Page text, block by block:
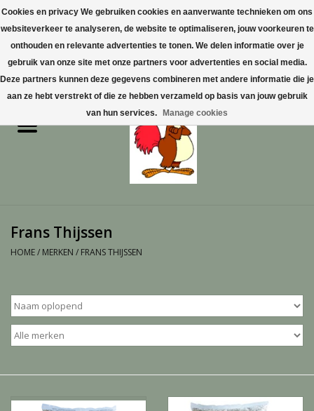
0 Artikelen - €0,00
Home
Vogelproducten aanschaffen
Katten
Hoefdieren
Frans Thijssen
HOME/ MERKEN / FRANS THIJSSEN
Cookies en privacy We gebruiken cookies en aanverwante technieken om ons
websiteverkeer te analyseren, de website te optimaliseren, jouw voorkeuren te
onthouden en relevante advertenties te tonen. We delen informatie over je
gebruik van onze site met onze partners voor advertenties en social media.
Deze partners kunnen deze gegevens combineren met andere informatie die je
aan ze hebt verstrekt of die ze hebben verzameld op basis van jouw gebruik
van hun services.
Manage cookies